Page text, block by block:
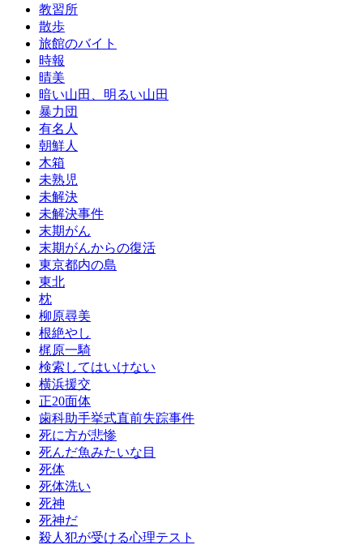
教習所
散歩
旅館のバイト
時報
晴美
暗い山田、明るい山田
暴力団
有名人
朝鮮人
木箱
未熟児
未解決
未解決事件
末期がん
末期がんからの復活
東京都内の島
東北
枕
柳原尋美
根絶やし
梶原一騎
検索してはいけない
横浜援交
正20面体
歯科助手挙式直前失踪事件
死に方が悲惨
死んだ魚みたいな目
死体
死体洗い
死神
死神だ
殺人犯が受ける心理テスト